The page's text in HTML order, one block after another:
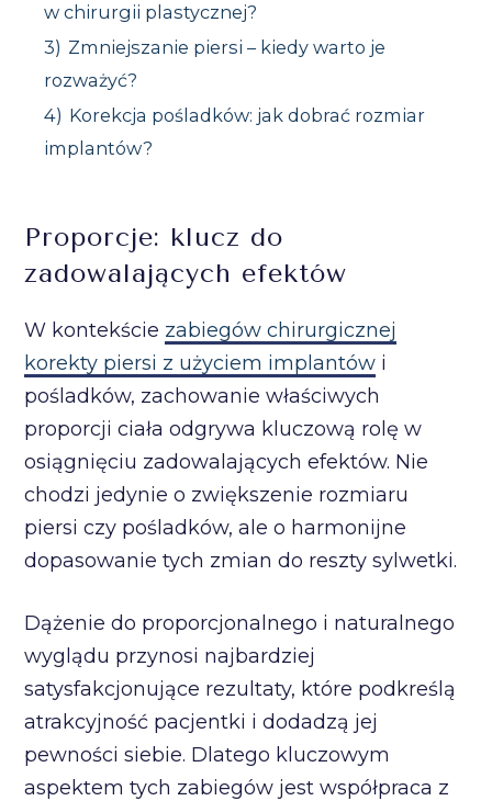
w chirurgii plastycznej?
3) Zmniejszanie piersi – kiedy warto je
rozważyć?
4) Korekcja pośladków: jak dobrać rozmiar
implantów?
Proporcje: klucz do
zadowalających efektów
W kontekście zabiegów chirurgicznej
korekty piersi z użyciem implantów i
pośladków, zachowanie właściwych
proporcji ciała odgrywa kluczową rolę w
osiągnięciu zadowalających efektów. Nie
chodzi jedynie o zwiększenie rozmiaru
piersi czy pośladków, ale o harmonijne
dopasowanie tych zmian do reszty sylwetki.
Dążenie do proporcjonalnego i naturalnego
wyglądu przynosi najbardziej
satysfakcjonujące rezultaty, które podkreślą
atrakcyjność pacjentki i dodadzą jej
pewności siebie. Dlatego kluczowym
aspektem tych zabiegów jest współpraca z